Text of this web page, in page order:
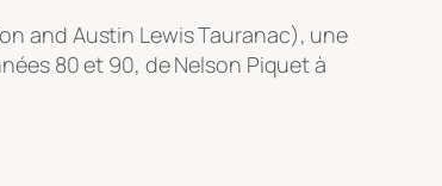
and Austin Lewis Tauranac), une
80 et 90, de Nelson Piquet à